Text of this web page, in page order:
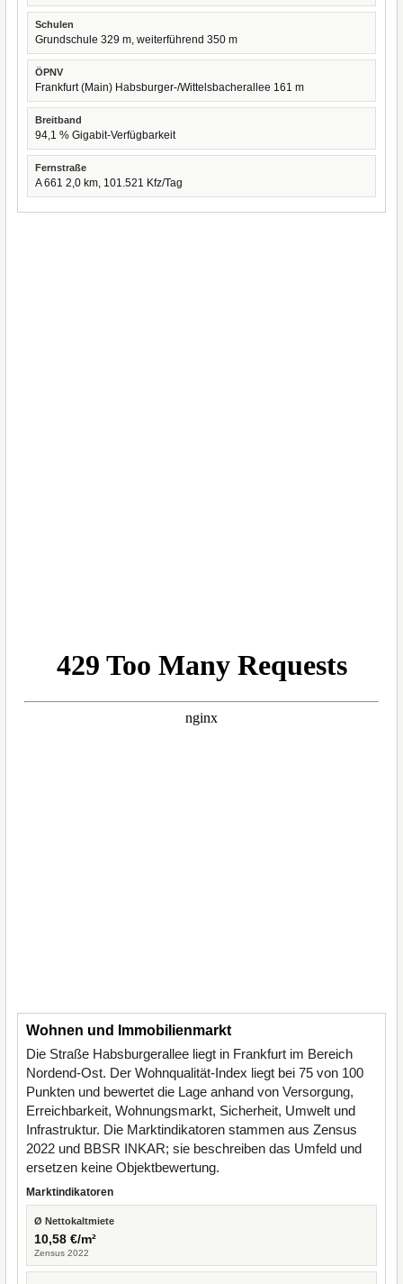
Schulen
Grundschule 329 m, weiterführend 350 m
ÖPNV
Frankfurt (Main) Habsburger-/Wittelsbacherallee 161 m
Breitband
94,1 % Gigabit-Verfügbarkeit
Fernstraße
A 661 2,0 km, 101.521 Kfz/Tag
Wohnen und Immobilienmarkt
Die Straße Habsburgerallee liegt in Frankfurt im Bereich
Nordend-Ost. Der Wohnqualität-Index liegt bei 75 von 100
Punkten und bewertet die Lage anhand von Versorgung,
Erreichbarkeit, Wohnungsmarkt, Sicherheit, Umwelt und
Infrastruktur. Die Marktindikatoren stammen aus Zensus
2022 und BBSR INKAR; sie beschreiben das Umfeld und
ersetzen keine Objektbewertung.
Marktindikatoren
Ø Nettokaltmiete
10,58 €/m²
Zensus 2022